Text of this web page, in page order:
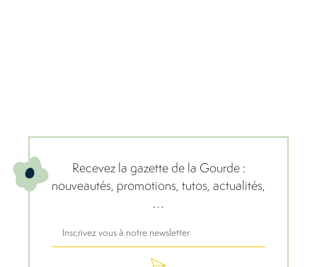
Recevez la gazette de la Gourde :
nouveautés, promotions, tutos, actualités,
…